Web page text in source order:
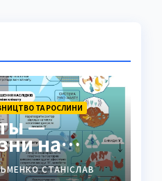
ТА РОСЛИНИ
—
на
гид
СТАНІСЛАВ